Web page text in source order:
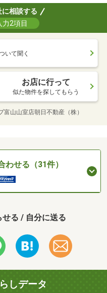
相談する
2項目
いて聞く
お店に行って
似た物件を探してもらう
富山山室店朝日不動産（株）
わせる（31件）
る / 自分に送る
しデータ